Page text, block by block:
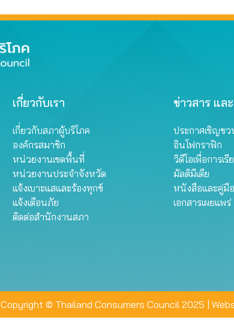
เกี่ยวกับเรา
เกี่ยวกับสภาผู้บริโภค
องค์กรสมาชิก
หน่วยงานเขตพื้นที่
หน่วยงานประจำจังหวัด
แจ้งเบาะแสและร้องทุกข์
แจ้งเตือนภัย
ติดต่อสำนักงานสภา
ข่าวสาร แล
ประกาศเชิญชว
อินโฟกราฟิก
วิดีโอเพื่อการเรี
มัลติมีเดีย
หนังสือและคู่มือ
เอกสารเผยแพร่
Copyright © Thailand Consumers Council 2025 |